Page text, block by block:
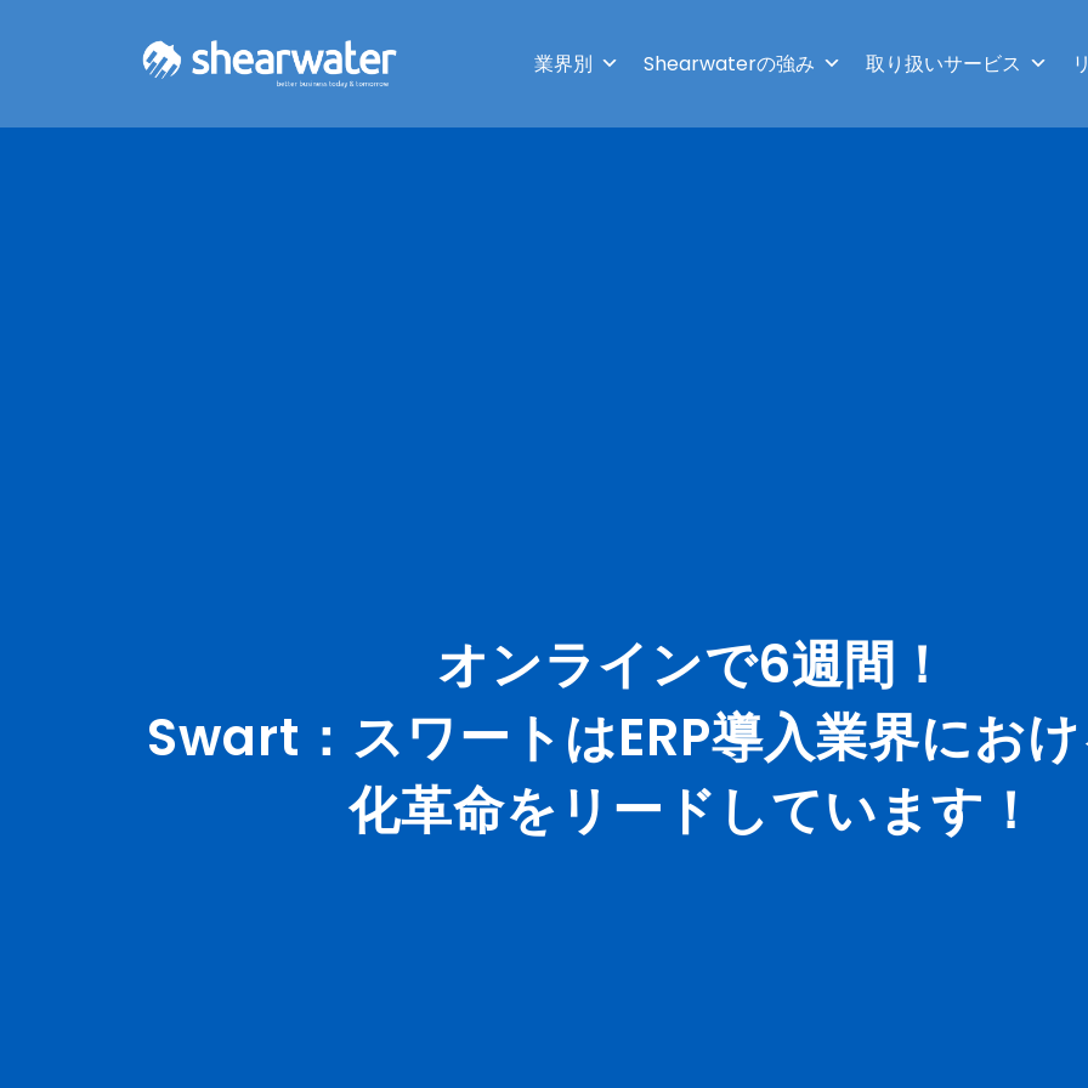
業界別 Shearwaterの強み 取り扱いサービス
オンラインで6週間！
Swart：スワートはERP導入業界にお
化革命をリードしています！